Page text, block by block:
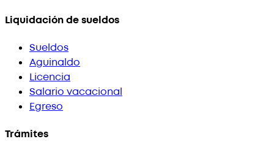
Liquidación de sueldos
Sueldos
Aguinaldo
Licencia
Salario vacacional
Egreso
Trámites